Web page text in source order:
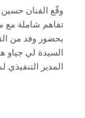
وقّع الفنان
بحضور وفد من
السيدة لي جياو
المدير